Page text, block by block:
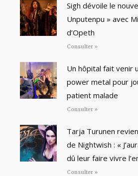
Sigh dévoile le
Unputenpu » avec
d’Opeth
Consulter »
Un hôpital fait venir
power metal pour
patient malade
Consulter »
Tarja Turunen
de Nightwish : «
dû leur faire vivre
Consulter »